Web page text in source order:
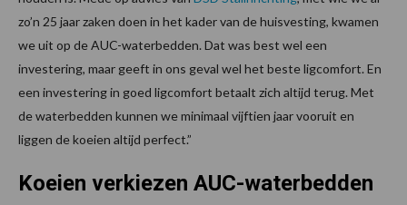
zo’n 25 jaar zaken doen in het kader van de huisvesting, kwamen
we uit op de AUC-waterbedden. Dat was best wel een
investering, maar geeft in ons geval wel het beste ligcomfort. En
een investering in goed ligcomfort betaalt zich altijd terug. Met
de waterbedden kunnen we minimaal vijftien jaar vooruit en
liggen de koeien altijd perfect.”
Koeien verkiezen AUC-waterbedden